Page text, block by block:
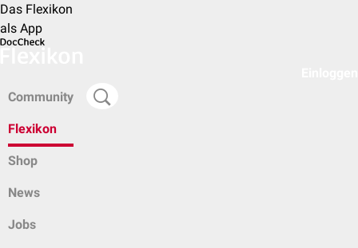
Das Flexikon
als App
Community
Flexikon
Shop
News
Jobs